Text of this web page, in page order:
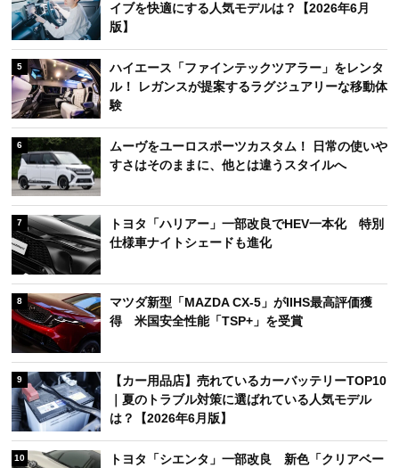
イブを快適にする人気モデルは？【2026年6月
版】
5
ハイエース「ファインテックツアラー」をレンタ
ル！ レガンスが提案するラグジュアリーな移動体
験
6
ムーヴをユーロスポーツカスタム！ 日常の使いや
すさはそのままに、他とは違うスタイルへ
7
トヨタ「ハリアー」一部改良でHEV一本化 特別
仕様車ナイトシェードも進化
8
マツダ新型「MAZDA CX-5」がIIHS最高評価獲
得 米国安全性能「TSP+」を受賞
9
【カー用品店】売れているカーバッテリーTOP10
｜夏のトラブル対策に選ばれている人気モデル
は？【2026年6月版】
10
トヨタ「シエンタ」一部改良 新色「クリアベー